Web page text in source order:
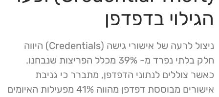
הגילוי בדפדפן
ניצול לרעה של אישורי גישה (Credentials) היווה
חלק בלתי נפרד מ- 39% מכלל הפריצות שנבחנו.
כאשר צוללים לנתוני הדפדפן, מתברר כי גניבת
אישורים מבוססת דפדפן מהווה 41% מפעילות האיומים